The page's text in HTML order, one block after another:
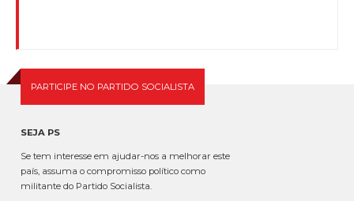
PARTICIPE NO PARTIDO SOCIALISTA
SEJA PS
Se tem interesse em ajudar-nos a melhorar este
país, assuma o compromisso político como
militante do Partido Socialista.